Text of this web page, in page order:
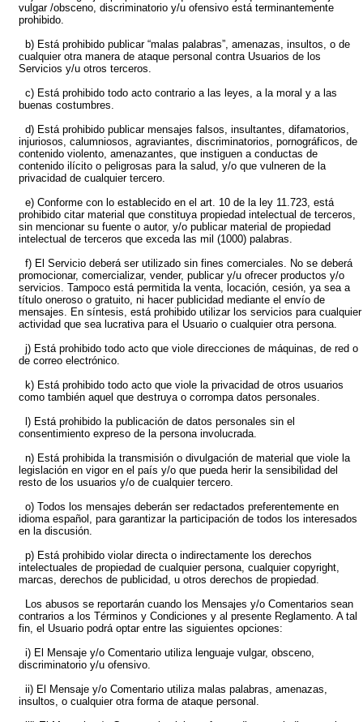
vulgar /obsceno, discriminatorio y/u ofensivo está terminantemente
prohibido.
b) Está prohibido publicar “malas palabras”, amenazas, insultos, o de
cualquier otra manera de ataque personal contra Usuarios de los
Servicios y/u otros terceros.
c) Está prohibido todo acto contrario a las leyes, a la moral y a las
buenas costumbres.
d) Está prohibido publicar mensajes falsos, insultantes, difamatorios,
injuriosos, calumniosos, agraviantes, discriminatorios, pornográficos, de
contenido violento, amenazantes, que instiguen a conductas de
contenido ilícito o peligrosas para la salud, y/o que vulneren de la
privacidad de cualquier tercero.
e) Conforme con lo establecido en el art. 10 de la ley 11.723, está
prohibido citar material que constituya propiedad intelectual de terceros,
sin mencionar su fuente o autor, y/o publicar material de propiedad
intelectual de terceros que exceda las mil (1000) palabras.
f) El Servicio deberá ser utilizado sin fines comerciales. No se deberá
promocionar, comercializar, vender, publicar y/u ofrecer productos y/o
servicios. Tampoco está permitida la venta, locación, cesión, ya sea a
título oneroso o gratuito, ni hacer publicidad mediante el envío de
mensajes. En síntesis, está prohibido utilizar los servicios para cualquier
actividad que sea lucrativa para el Usuario o cualquier otra persona.
j) Está prohibido todo acto que viole direcciones de máquinas, de red o
de correo electrónico.
k) Está prohibido todo acto que viole la privacidad de otros usuarios
como también aquel que destruya o corrompa datos personales.
l) Está prohibido la publicación de datos personales sin el
consentimiento expreso de la persona involucrada.
n) Está prohibida la transmisión o divulgación de material que viole la
legislación en vigor en el país y/o que pueda herir la sensibilidad del
resto de los usuarios y/o de cualquier tercero.
o) Todos los mensajes deberán ser redactados preferentemente en
idioma español, para garantizar la participación de todos los interesados
en la discusión.
p) Está prohibido violar directa o indirectamente los derechos
intelectuales de propiedad de cualquier persona, cualquier copyright,
marcas, derechos de publicidad, u otros derechos de propiedad.
Los abusos se reportarán cuando los Mensajes y/o Comentarios sean
contrarios a los Términos y Condiciones y al presente Reglamento. A tal
fin, el Usuario podrá optar entre las siguientes opciones:
i) El Mensaje y/o Comentario utiliza lenguaje vulgar, obsceno,
discriminatorio y/u ofensivo.
ii) El Mensaje y/o Comentario utiliza malas palabras, amenazas,
insultos, o cualquier otra forma de ataque personal.